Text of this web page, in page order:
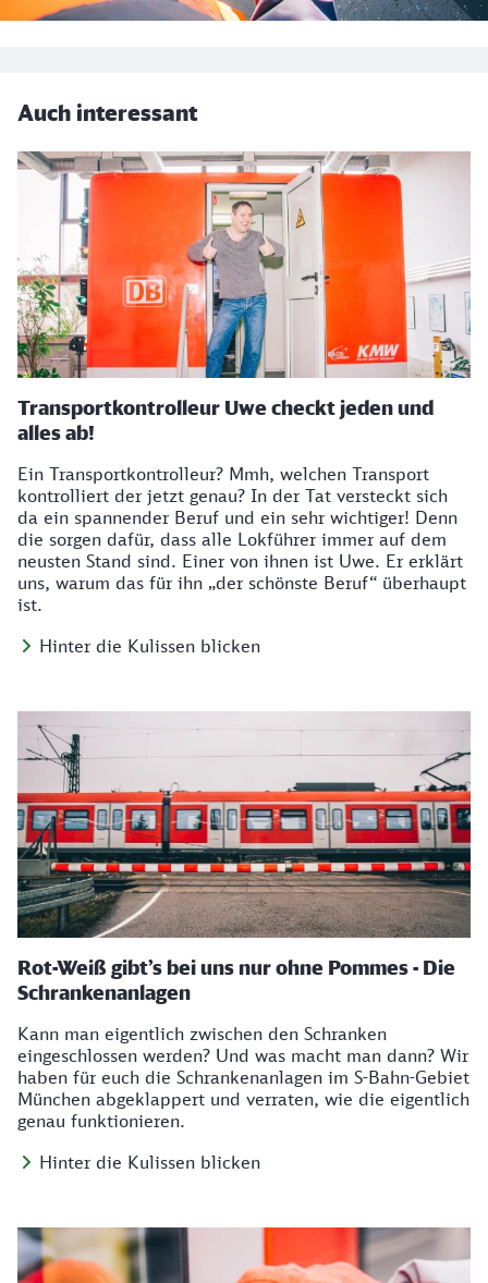
Auch interessant
Transportkontrolleur Uwe checkt jeden und
alles ab!
Ein Transportkontrolleur? Mmh, welchen Transport
kontrolliert der jetzt genau? In der Tat versteckt sich
da ein spannender Beruf und ein sehr wichtiger! Denn
die sorgen dafür, dass alle Lokführer immer auf dem
neusten Stand sind. Einer von ihnen ist Uwe. Er erklärt
uns, warum das für ihn „der schönste Beruf“ überhaupt
ist.
Hinter die Kulissen blicken
Rot-Weiß gibt’s bei uns nur ohne Pommes - Die
Schrankenanlagen
Kann man eigentlich zwischen den Schranken
eingeschlossen werden? Und was macht man dann? Wir
haben für euch die Schrankenanlagen im S-Bahn-Gebiet
München abgeklappert und verraten, wie die eigentlich
genau funktionieren.
Hinter die Kulissen blicken